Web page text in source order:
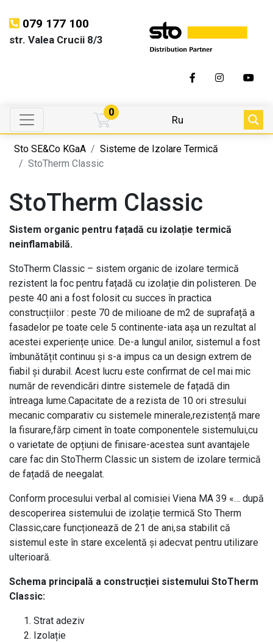
079 177 100
str. Valea Crucii 8/3
0
Ru
Sto SE&Co KGaA
Sisteme de Izolare Termică
StoTherm Classic
StoTherm Classic
Sistem organic pentru fațadă cu izolație termică
neinflamabilă.
StoTherm Classic – sistem organic de izolare termică
rezistent la foc pentru fațadă cu izolație din polisteren. De
peste 40 ani a fost folosit cu succes în practica
construcțiilor : peste 70 de milioane de m2 de suprafață a
fasadelor pe toate cele 5 continente-iata așa un rezultat al
acestei experiențe unice. De-a lungul anilor, sistemul a fost
îmbunătățit continuu și s-a impus ca un design extrem de
fiabil și durabil. Acest lucru este confirmat de cel mai mic
număr de revendicări dintre sistemele de fațadă din
întreaga lume.Capacitate de a rezista de 10 ori stresului
mecanic comparativ cu sistemele minerale,rezistență mare
la fisurare,fărp ciment în toate componentele sistemului,cu
o varietate de opțiuni de finisare-acestea sunt avantajele
care fac din StoTherm Classic un sistem de izolare termică
de fațadă de neegalat.
Conform procesului verbal al comisiei Viena MA 39 «… după
descoperirea sistemului de izolație termică Sto Therm
Classic,care funcționează de 21 de ani,sa stabilit că
sistemul este în stare excelentă și adecvat pentru utilizare
ulterioară.
Schema principală a construcției sistemului StoTherm
Classic:
Strat adeziv
Izolație